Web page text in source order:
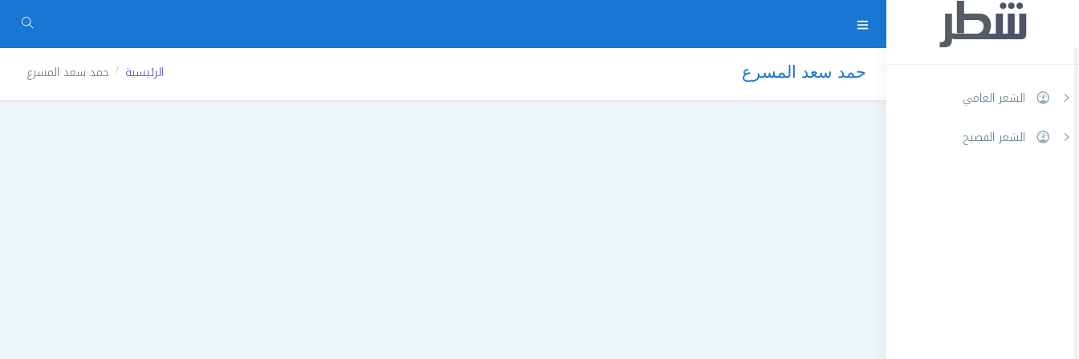
الشعر العامي
الشعر الفصيح
حمد سعد المسرع الرئيسية حمد سعد المسرع